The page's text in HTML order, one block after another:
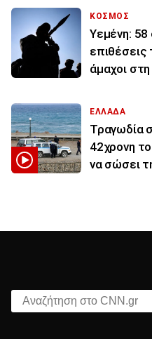
ΚΟΣΜΟΣ
Υεμένη: 58
επιθέσεις
άμαχοι
ΕΛΛΑΔΑ
Τραγωδία
42χρονη
να σώσει
Αναζήτηση στο CNN.gr